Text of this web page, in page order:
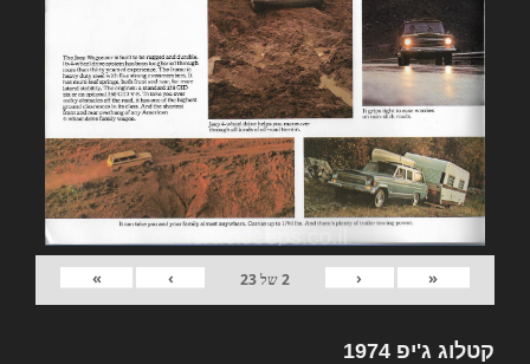
«
‹
2של23
›
»
קטלוג ג'יפ 1974